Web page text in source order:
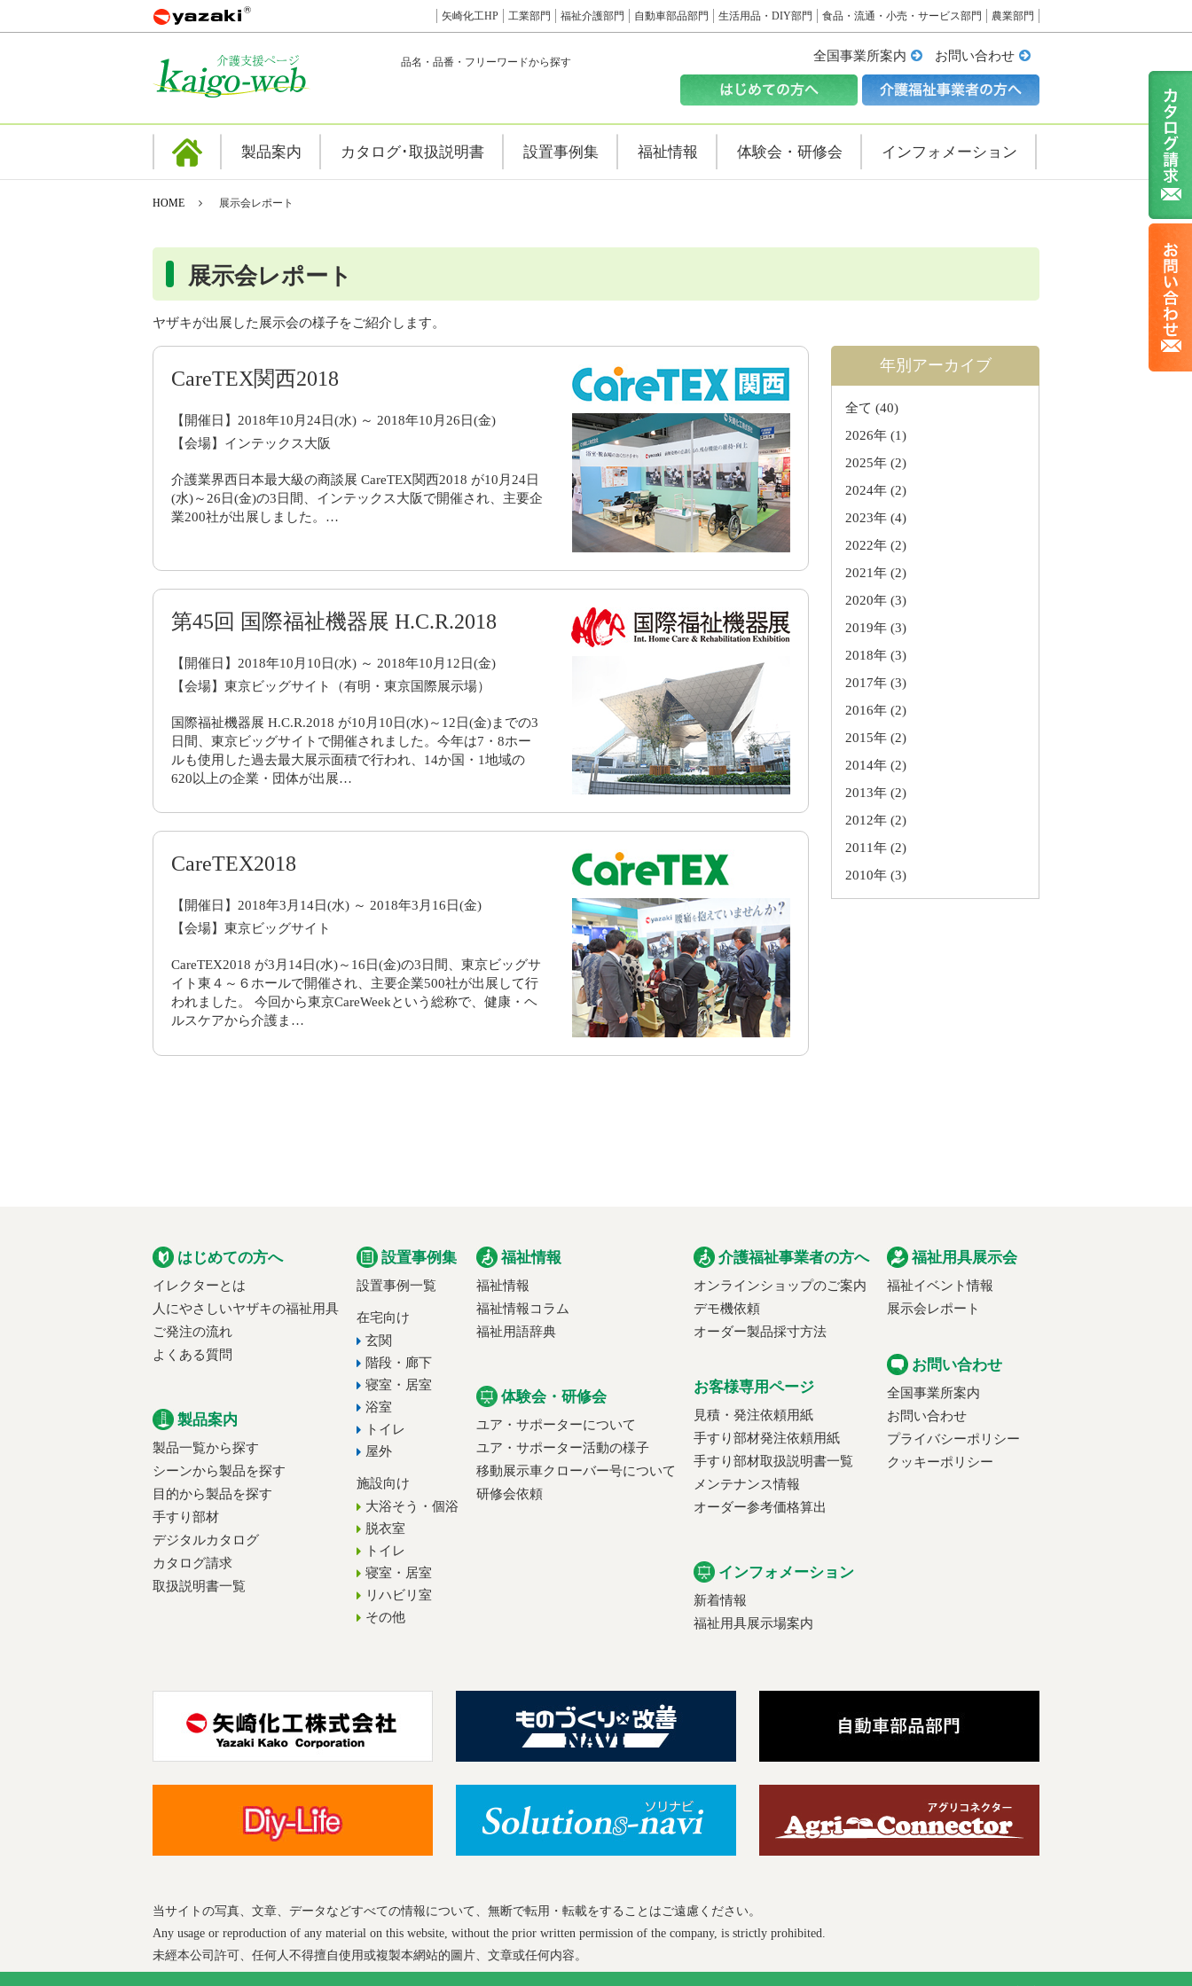
矢崎化工HP 工業部門 福祉介護部門 自動車部品部門 生活用品・DIY部門 食品・流通・小売・サービス部門 農業部門
品名・品番・フリーワードから探す 全国事業所案内 お問い合わせ
製品案内 カタログ･取扱説明書 設置事例集 福祉情報 体験会・研修会 インフォメーション
HOME 展示会レポート
展示会レポート
ヤザキが出展した展示会の様子をご紹介します。
CareTEX関西2018
【開催日】2018年10月24日(水) ～ 2018年10月26日(金)
【会場】インテックス大阪
介護業界西日本最大級の商談展 CareTEX関西2018 が10月24日
(水)～26日(金)の3日間、インテックス大阪で開催され、主要企
業200社が出展しました。…
第45回 国際福祉機器展 H.C.R.2018
【開催日】2018年10月10日(水) ～ 2018年10月12日(金)
【会場】東京ビッグサイト（有明・東京国際展示場）
国際福祉機器展 H.C.R.2018 が10月10日(水)～12日(金)までの3
日間、東京ビッグサイトで開催されました。今年は7・8ホー
ルも使用した過去最大展示面積で行われ、14か国・1地域の
620以上の企業・団体が出展…
CareTEX2018
【開催日】2018年3月14日(水) ～ 2018年3月16日(金)
【会場】東京ビッグサイト
CareTEX2018 が3月14日(水)～16日(金)の3日間、東京ビッグサ
イト東４～６ホールで開催され、主要企業500社が出展して行
われました。 今回から東京CareWeekという総称で、健康・ヘ
ルスケアから介護ま…
年別アーカイブ
全て (40)
2026年 (1)
2025年 (2)
2024年 (2)
2023年 (4)
2022年 (2)
2021年 (2)
2020年 (3)
2019年 (3)
2018年 (3)
2017年 (3)
2016年 (2)
2015年 (2)
2014年 (2)
2013年 (2)
2012年 (2)
2011年 (2)
2010年 (3)
はじめての方へ
イレクターとは
人にやさしいヤザキの福祉用具
ご発注の流れ
よくある質問
製品案内
製品一覧から探す
シーンから製品を探す
目的から製品を探す
手すり部材
デジタルカタログ
カタログ請求
取扱説明書一覧
設置事例集
設置事例一覧
在宅向け
玄関
階段・廊下
寝室・居室
浴室
トイレ
屋外
施設向け
大浴そう・個浴
脱衣室
トイレ
寝室・居室
リハビリ室
その他
福祉情報
福祉情報
福祉情報コラム
福祉用語辞典
体験会・研修会
ユア・サポーターについて
ユア・サポーター活動の様子
移動展示車クローバー号について
研修会依頼
介護福祉事業者の方へ
オンラインショップのご案内
デモ機依頼
オーダー製品採寸方法
お客様専用ページ
見積・発注依頼用紙
手すり部材発注依頼用紙
手すり部材取扱説明書一覧
メンテナンス情報
オーダー参考価格算出
インフォメーション
新着情報
福祉用具展示場案内
福祉用具展示会
福祉イベント情報
展示会レポート
お問い合わせ
全国事業所案内
お問い合わせ
プライバシーポリシー
クッキーポリシー
当サイトの写真、文章、データなどすべての情報について、無断で転用・転載をすることはご遠慮ください。
Any usage or reproduction of any material on this website, without the prior written permission of the company, is strictly prohibited.
未經本公司許可、任何人不得擅自使用或複製本網站的圖片、文章或任何内容。